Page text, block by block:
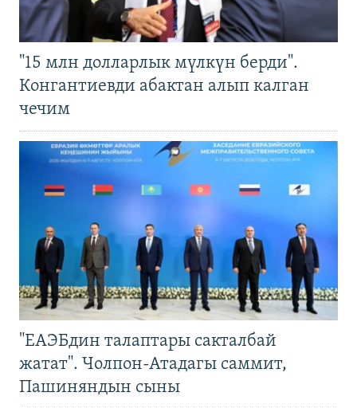
"15 млн долларлык мүлкүн берди".
Конгантиевди абактан алып калган
чечим
"ЕАЭБдин талаптары сакталбай
жатат". Чолпон-Атадагы саммит,
Пашиняндын сыны